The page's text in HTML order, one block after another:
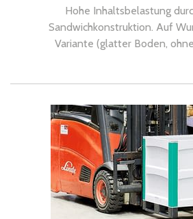
Hohe Inhaltsbelastung
Sandwichkonstruktion. Auf
Variante (glatter Boden,